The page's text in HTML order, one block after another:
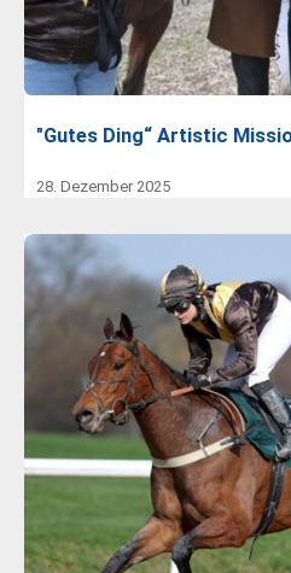
"Gutes Ding“ Artistic
28. Dezember 2025